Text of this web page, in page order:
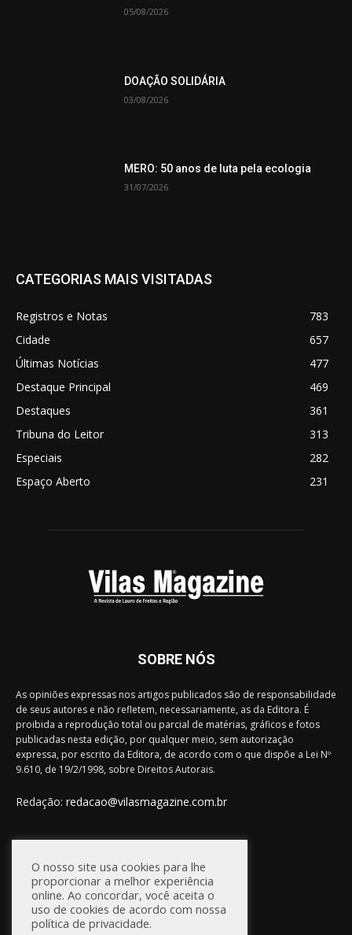
05/08/2026
DOAÇÃO SOLIDÁRIA
03/08/2026
MERO: 50 anos de luta pela ecologia
31/07/2026
CATEGORIAS MAIS VISITADAS
Registros e Notas
783
Cidade
657
Últimas Notícias
477
Destaque Principal
469
Destaques
361
Tribuna do Leitor
313
Especiais
282
Espaço Aberto
231
SOBRE NÓS
As opiniões expressas nos artigos publicados são de responsabilidade
de seus autores e não refletem, necessariamente, as da Editora. É
proibida a reprodução total ou parcial de matérias, gráficos e fotos
publicadas nesta edição, por qualquer meio, sem autorização
expressa, por escrito da Editora, de acordo com o que dispõe a Lei Nº
9.610, de 19/2/1998, sobre Direitos Autorais.
Redação: redacao@vilasmagazine.com.br
FIQUE CONECTADO
O nosso site usa cookies para lhe
proporcionar a melhor experiência
online. Ao concordar, você aceita o
uso de cookies de acordo com nossa
política de privacidade.